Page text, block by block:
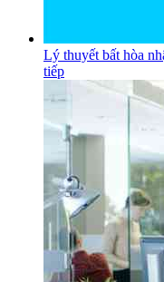
Lý thuyết bất hòa
tiếp